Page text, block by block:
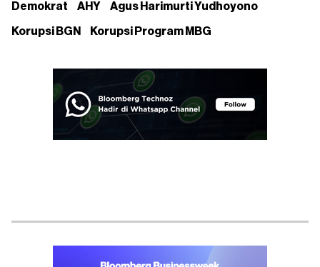
Demokrat AHY Agus Harimurti Yudhoyono
Korupsi BGN Korupsi Program MBG